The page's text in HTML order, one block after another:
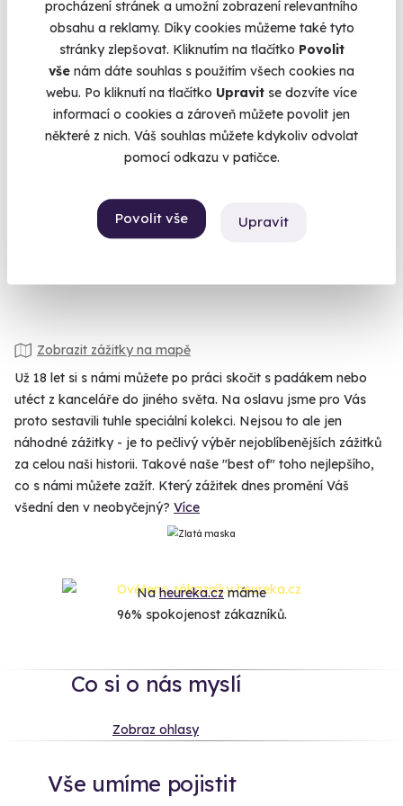
procházení stránek a umožní zobrazení relevantního
obsahu a reklamy. Díky cookies můžeme také tyto
stránky zlepšovat. Kliknutím na tlačítko Povolit
vše nám dáte souhlas s použitím všech cookies na
webu. Po kliknutí na tlačítko Upravit se dozvíte více
informací o cookies a zároveň můžete povolit jen
některé z nich. Váš souhlas můžete kdykoliv odvolat
pomocí odkazu v patičce.
Povolit vše Upravit
Novinka
Návštěva muzea s největší sbírkou LEGO
Znojmo (+ 4 další lokality)
Zobrazit zážitky na mapě
Už 18 let si s námi můžete po práci skočit s padákem nebo
utéct z kanceláře do jiného světa. Na oslavu jsme pro Vás
proto sestavili tuhle speciální kolekci. Nejsou to ale jen
náhodné zážitky - je to pečlivý výběr nejoblíbenějších zážitků
za celou naši historii. Takové naše "best of" toho nejlepšího,
co s námi můžete zažít. Který zážitek dnes promění Váš
všední den v neobyčejný? Více
Naheureka.czmáme
96% spokojenost zákazníků.
Co si o nás myslí
Zobraz ohlasy
Vše umíme pojistit